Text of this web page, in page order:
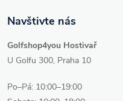
Navštivte nás
Golfshop4you Hostivař
U Golfu 300, Praha 10
Po–Pá: 10:00–19:00